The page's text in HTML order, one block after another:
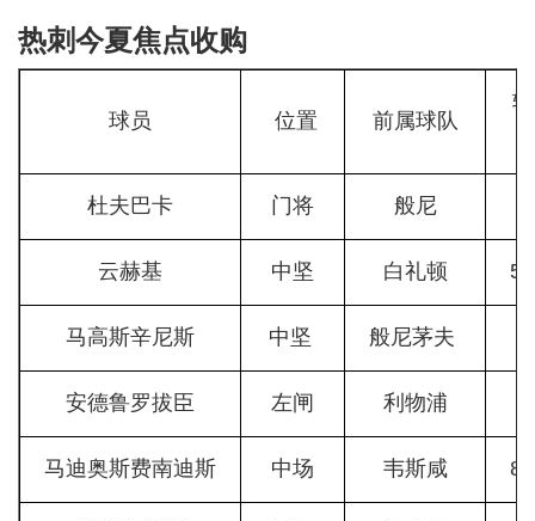
热刺今夏焦点收购
球员 位置 前属球队
杜夫巴卡 门将 般尼
云赫基 中坚 白礼顿
马高斯辛尼斯 中坚 般尼茅夫
安德鲁罗拔臣 左闸 利物浦
马迪奥斯费南迪斯 中场 韦斯咸